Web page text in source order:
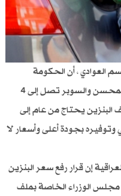
العوادي ، أن الحكومة
تتحمل كلفاً عالية في استيراد البنزين المحسن والسوبر تصل إلى 4
البنزين يحتاج من عام إلى
وتوفيره بجودة أعلى وأسعار لا
إن قرار رفع سعر البنزين
الوزراء الخاصة بملف